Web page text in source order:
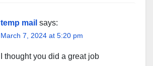
temp mail says:
March 7, 2024 at 5:20 pm
I thought you did a great job